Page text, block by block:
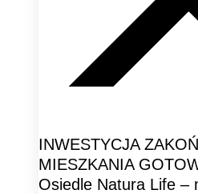
INWESTYCJA
MIESZKANIA
Osiedle Natura Life –